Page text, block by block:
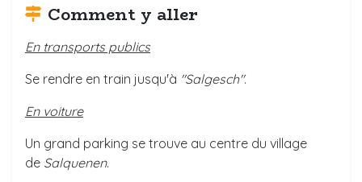
Comment y aller
En transports publics
Se rendre en train jusqu'à "Salgesch".
En voiture
Un grand parking se trouve au centre du village
de Salquenen.